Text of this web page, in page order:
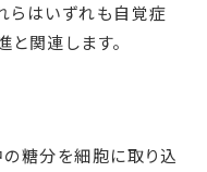
らはいずれも自覚症
関連します。
の糖分を細胞に取り込